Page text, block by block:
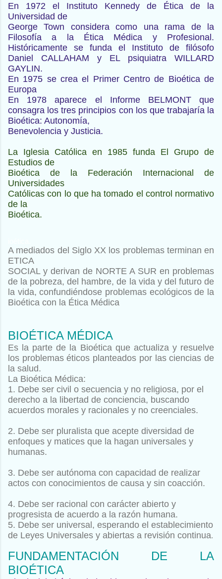
En 1972 el Instituto Kennedy de Ética de la
Universidad de
George Town considera como una rama de la
Filosofía a la Ética Médica y Profesional.
Históricamente se funda el Instituto de filósofo
Daniel CALLAHAM y EL psiquiatra WILLARD
GAYLIN.
En 1975 se crea el Primer Centro de Bioética de
Europa
En 1978 aparece el Informe BELMONT que
consagra los tres principios con los que trabajaría la
Bioética: Autonomía,
Benevolencia y Justicia.
La Iglesia Católica en 1985 funda El Grupo de
Estudios de
Bioética de la Federación Internacional de
Universidades
Católicas con lo que ha tomado el control normativo
de la
Bioética.
A mediados del Siglo XX los problemas terminan en
ETICA
SOCIAL y derivan de NORTE A SUR en problemas
de la pobreza,del hambre, de la vida y del futuro de
la vida, confundiéndose problemas ecológicos de la
Bioética con la Ética Médica
BIOÉTICA MÉDICA
Es la parte de la Bioética que actualiza y resuelve
los problemaséticos planteados por las ciencias de
la salud.
La Bioética Médica:
1. Debe ser civil o secuencia y no religiosa, por el
derecho a la libertad de conciencia, buscando
acuerdos morales y racionales y no creenciales.
2. Debe ser pluralista que acepte diversidad de
enfoques y matices que la hagan universales y
humanas.
3. Debe ser autónoma con capacidad de realizar
actos con conocimientos de causa y sin coacción.
4. Debe ser racional con carácter abierto y
progresista de acuerdo a la razón humana.
5. Debe ser universal, esperando el establecimiento
de Leyes Universales y abiertas a revisión continua.
FUNDAMENTACIÓN DE LA
BIOÉTICA